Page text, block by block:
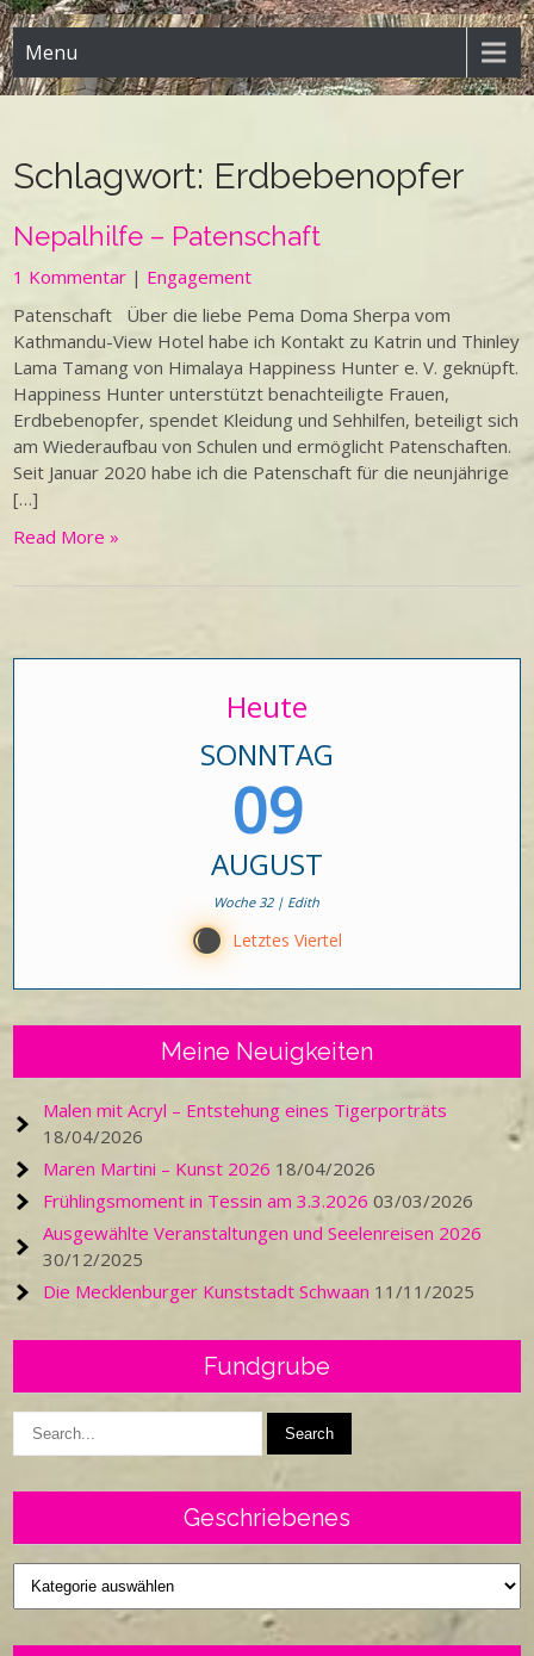
Menu
Schlagwort: Erdbebenopfer
Nepalhilfe – Patenschaft
1 Kommentar | Engagement
Patenschaft Über die liebe Pema Doma Sherpa vom
Kathmandu-View Hotel habe ich Kontakt zu Katrin und Thinley
Lama Tamang von Himalaya Happiness Hunter e. V. geknüpft.
Happiness Hunter unterstützt benachteiligte Frauen,
Erdbebenopfer, spendet Kleidung und Sehhilfen, beteiligt sich
am Wiederaufbau von Schulen und ermöglicht Patenschaften.
Seit Januar 2020 habe ich die Patenschaft für die neunjährige
[…]
Read More »
Heute
SONNTAG
09
AUGUST
Woche 32 | Edith
X Letztes Viertel
Meine Neuigkeiten
Malen mit Acryl – Entstehung eines Tigerporträts
18/04/2026
Maren Martini – Kunst 2026 18/04/2026
Frühlingsmoment in Tessin am 3.3.2026 03/03/2026
Ausgewählte Veranstaltungen und Seelenreisen 2026
30/12/2025
Die Mecklenburger Kunststadt Schwaan 11/11/2025
Fundgrube
Geschriebenes
Geschriebenes